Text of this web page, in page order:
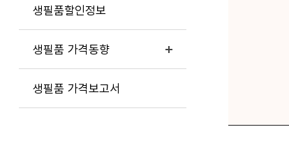
생필품할인정보
생필품 가격동향
생필품 가격보고서